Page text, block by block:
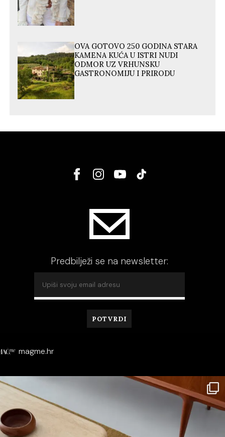
OVA GOTOVO 250 GODINA STARA
KAMENA KUĆA U ISTRI NUDI
ODMOR UZ VRHUNSKU
GASTRONOMIJU I PRIRODU
Predbilježi se na newsletter:
magme.hr